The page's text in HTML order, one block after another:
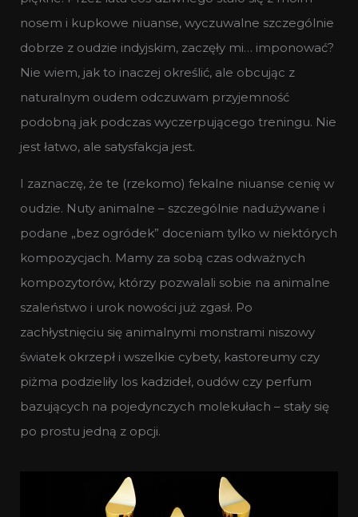
nosem i kupkowe niuanse, wyczuwalne szczególnie
dobrze z oudzie indyjskim, zaczęły mi… imponować?
Nie wiem, jak to inaczej określić, ale obcując z
naturalnym oudem odczuwam przyjemność
podobną jak podczas wyczerpującego treningu. Nie
jest łatwo, ale satysfakcja jest.
I zaznaczę, że te (rzekomo) fekalne niuanse cenię w
oudzie. Nuty animalne – szczególnie nadużywane i
podane „bez ogródek” doceniam tylko w niektórych
kompozycjach. Mamy za sobą czas odważnych
kompozytorów, którzy pozwalali sobie na animalne
szaleństwo i urok nowości już zgasł. Po
zachłystnięciu się animalnymi monstrami niszowy
światek okrzepł i wszelkie cybety, kastoreumy czy
piżma podzieliły los kadzideł, oudów czy perfum
bazujących na pojedynczych molekułach – stały się
po prostu jedną z opcji.